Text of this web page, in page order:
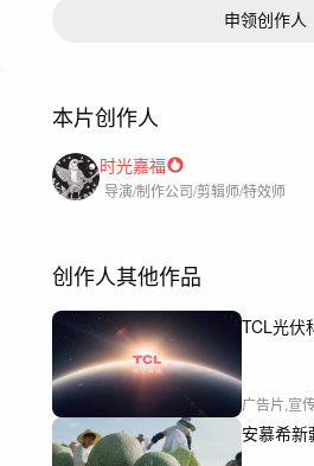
申领创作人
本片创作人
时光嘉福
导演/制作公司/剪辑师/特效师
创作人其他作品
TCL光伏
广告片,宣
安慕希